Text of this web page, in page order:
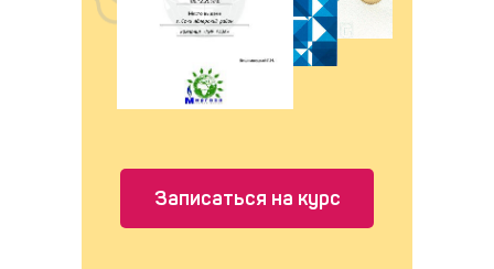
Записаться на курс